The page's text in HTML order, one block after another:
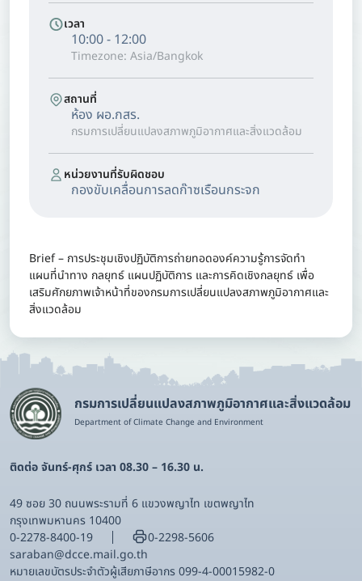
เวลา
10:00 - 12:00
Timezone: Asia/Bangkok
สถานที่
ห้อง ผอ.กสร.
กรมการเปลี่ยนแปลงสภาพภูมิอากาศและสิ่งแวดล้อม
หน่วยงานที่รับผิดชอบ
กองขับเคลื่อนการลดก๊าซเรือนกระจก
Brief – การประชุมเชิงปฏิบัติการถ่ายทอดองค์ความรู้การจัดทำ
แผนที่นำทาง กลยุทธ์ แผนปฏิบัติการ และการคิดเชิงกลยุทธ์ เพื่อ
เสริมศักยภาพเจ้าหน้าที่ของกรมการเปลี่ยนแปลงสภาพภูมิอากาศและ
สิ่งแวดล้อม
กรมการเปลี่ยนแปลงสภาพภูมิอากาศและสิ่งแวดล้อม
Department of Climate Change and Environment
ติดต่อ จันทร์-ศุกร์ เวลา 08.30 – 16.30 น.
49 ซอย 30 ถนนพระรามที่ 6 แขวงพญาไท เขตพญาไท
กรุงเทพมหานคร 10400
0-2278-8400-19
0-2298-5606
saraban@dcce.mail.go.th
หมายเลขบัตรประจําตัวผู้เสียภาษีอากร 099-4-00015982-0